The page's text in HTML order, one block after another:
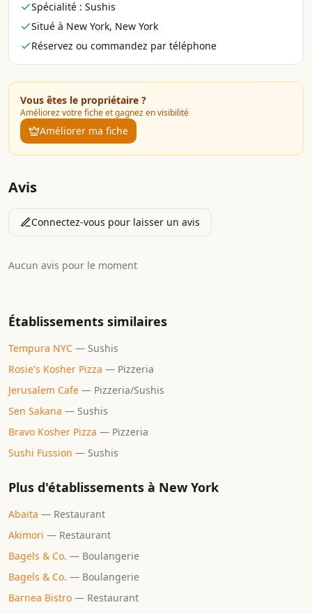
Spécialité : Sushis
Situé à New York, New York
Réservez ou commandez par téléphone
Vous êtes le propriétaire ?
Améliorez votre fiche et gagnez en visibilité
Améliorer ma fiche
Avis
Connectez-vous pour laisser un avis
Aucun avis pour le moment
Établissements similaires
Tempura NYC — Sushis
Rosie's Kosher Pizza — Pizzeria
Jerusalem Cafe — Pizzeria/Sushis
Sen Sakana — Sushis
Bravo Kosher Pizza — Pizzeria
Sushi Fussion — Sushis
Plus d'établissements à New York
Abaita — Restaurant
Akimori — Restaurant
Bagels & Co. — Boulangerie
Bagels & Co. — Boulangerie
Barnea Bistro — Restaurant